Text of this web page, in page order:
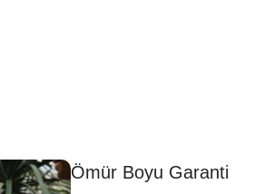
Ömür Boyu Garanti